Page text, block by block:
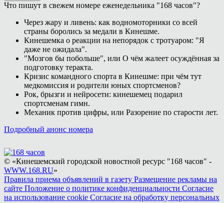
Что пишут в свежем номере еженедельника "168 часов"?
Через жару и ливень: как водномоторники со всей
страны боролись за медали в Кинешме.
Кинешемка о реакции на непорядок с тротуаром: "Я
даже не ожидала".
"Мозгов бы побольше", или О чём жалеет осуждённая за
подготовку теракта.
Кризис командного спорта в Кинешме: при чём тут
медкомиссия и родители юных спортсменов?
Рок, брызги и нейросети: кинешемец подарил
спортсменам гимн.
Механик против цифры, или Разорение по старости лет.
Подробный анонс номера
© «Кинешемский городской новостной ресурс "168 часов" -
WWW.168.RU»
Правила приема объявлений в газету Размещение рекламы на
сайте Положение о политике конфиденциальности Согласие
на использование cookie Согласие на обработку персональных